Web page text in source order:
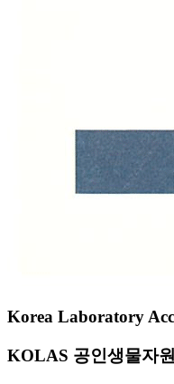
Korea Laboratory
KOLAS 공인생물자